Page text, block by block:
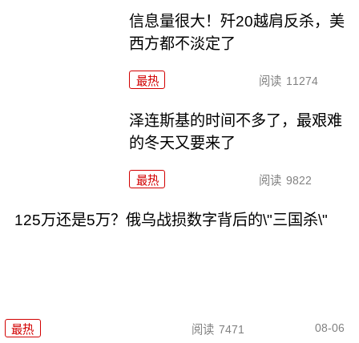
信息量很大！歼20越肩反杀，美
西方都不淡定了
最热 阅读 11274
泽连斯基的时间不多了，最艰难
的冬天又要来了
最热 阅读 9822
125万还是5万？俄乌战损数字背后的\"三国杀\"
最热 阅读 7471 08-06